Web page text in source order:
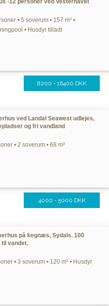
-12 personer ved Vesterhavet
• 5 soverum • 157 m² •
• Husdyr tilladt
8200 - 16400 DKK
ved Landal Seawest udlejes,
og fri vandland
• 2 soverum • 68 m²
4000 - 5000 DKK
på kegnæs, Sydals. 100
til vandet.
• 3 soverum • 120 m² • Husdyr